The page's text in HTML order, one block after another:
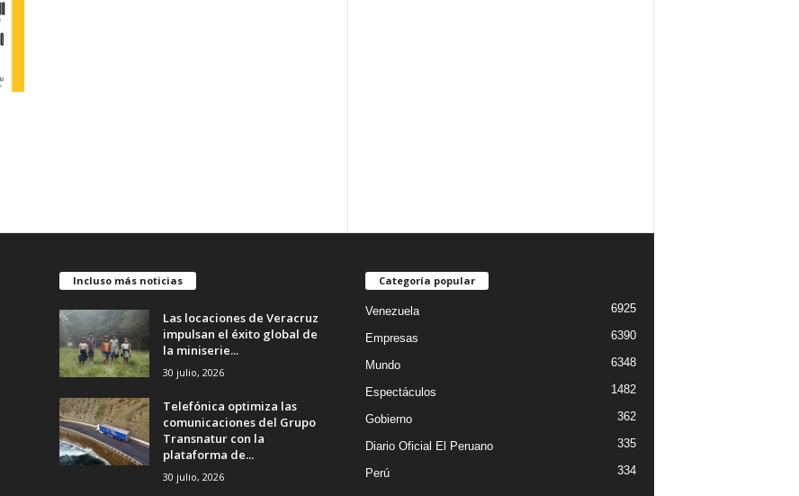
Incluso más noticias
Las locaciones de Veracruz
impulsan el éxito global de
la miniserie...
30 julio, 2026
Telefónica optimiza las
comunicaciones del Grupo
Transnatur con la
plataforma de...
30 julio, 2026
Categoría popular
Venezuela 6925
Empresas 6390
Mundo 6348
Espectáculos 1482
Gobierno 362
Diario Oficial El Peruano 335
Perú 334